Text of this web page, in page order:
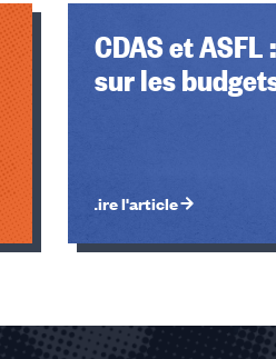
CDAS et
sur les
Lire l'article